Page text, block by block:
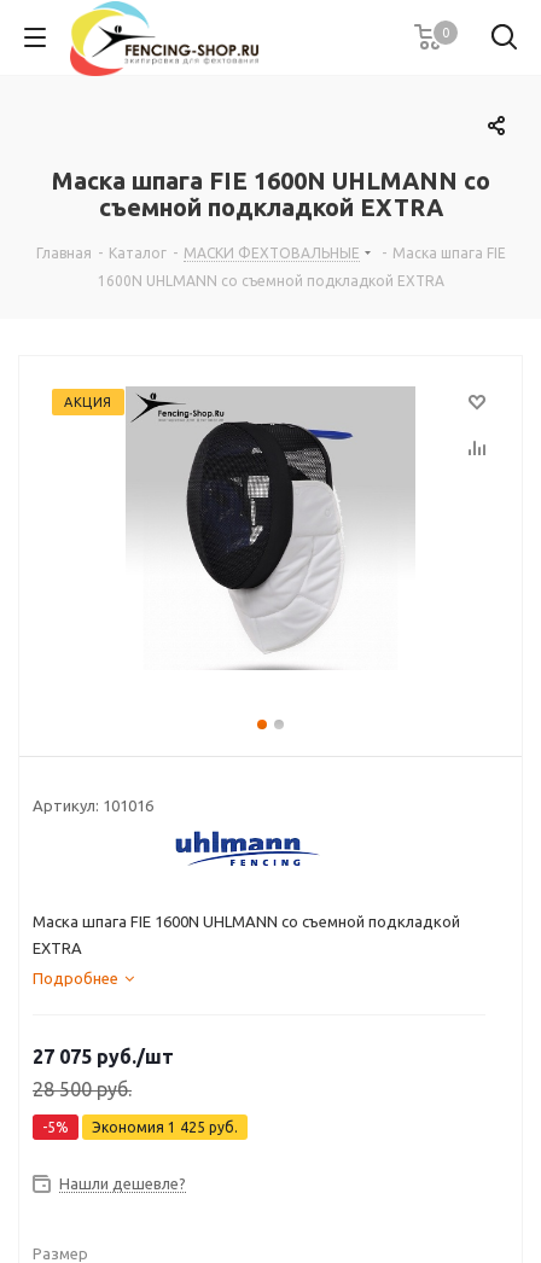
0
Маска шпага FIE 1600N UHLMANN со
съемной подкладкой EXTRA
Главная - Каталог - МАСКИ ФЕХТОВАЛЬНЫЕ - Маска шпага FIE
1600N UHLMANN со съемной подкладкой EXTRA
АКЦИЯ
Артикул: 101016
Маска шпага FIE 1600N UHLMANN со съемной подкладкой
EXTRA
Подробнее
27 075 руб./шт
28 500руб.
-5% Экономия 1 425 руб.
Нашли дешевле?
Размер